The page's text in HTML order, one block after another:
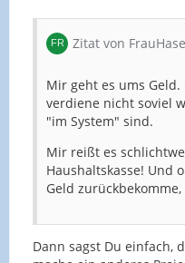
Zitat von FrauHase
Mir geht es ums Geld.
verdiene nicht soviel
"im System" sind.
Mir reißt es
Haushaltskasse! Und
Geld
Dann sagst Du einfach,